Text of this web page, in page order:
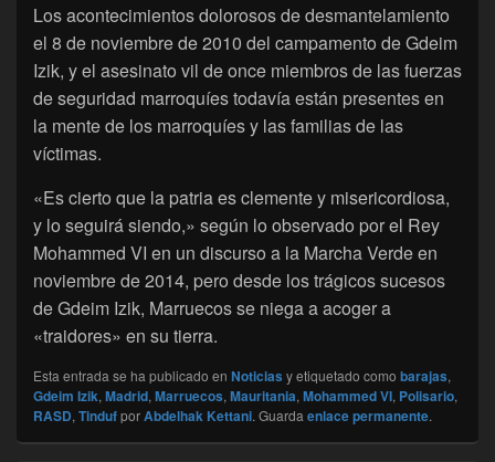
Los acontecimientos dolorosos de desmantelamiento
el 8 de noviembre de 2010 del campamento de Gdeim
Izik, y el asesinato vil de once miembros de las fuerzas
de seguridad marroquíes todavía están presentes en
la mente de los marroquíes y las familias de las
víctimas.
«Es cierto que la patria es clemente y misericordiosa,
y lo seguirá siendo,» según lo observado por el Rey
Mohammed VI en un discurso a la Marcha Verde en
noviembre de 2014, pero desde los trágicos sucesos
de Gdeim Izik, Marruecos se niega a acoger a
«traidores» en su tierra.
Esta entrada se ha publicado en Noticias y etiquetado como barajas,
Gdeim Izik, Madrid, Marruecos, Mauritania, Mohammed VI, Polisario,
RASD, TindufporAbdelhak Kettani. Guarda enlace permanente.